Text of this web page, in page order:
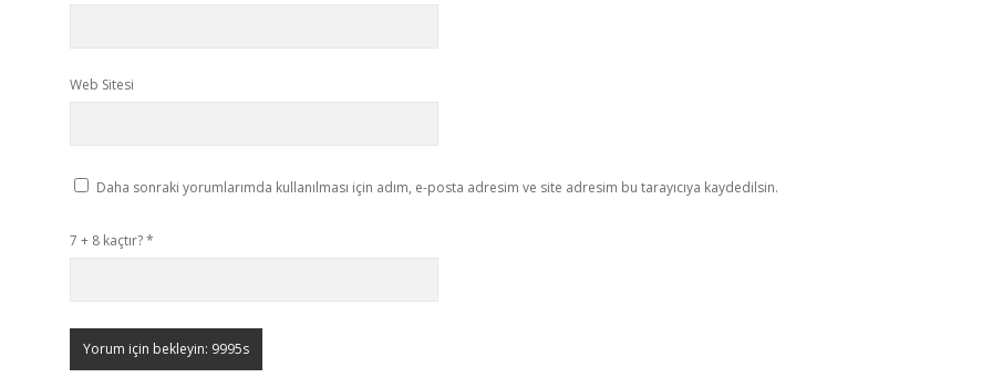
Web Sitesi
Daha sonraki yorumlarımda kullanılması için adım, e-posta adresim ve site adresim bu tarayıcıya kaydedilsin.
7 + 8 kaçtır?*